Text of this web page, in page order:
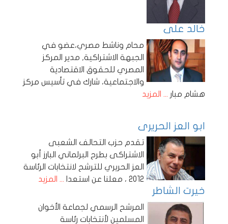
خالد على
محام وناشط مصري،عضو في
الجبهة الاشتراكية, مدير المركز
المصري للحقوق الاقتصادية
والاجتماعية، شارك في تأسيس مركز
هشام مبار ... المزيد
ابو العز الحريرى
تقدم حزب التحالف الشعبى
الاشتراكى بطرح البرلماني البارز أبو
العز الحريري للترشح لانتخابات الرئاسة
2012 ، معلنا عن استعدا
... المزيد
خيرت الشاطر
المرشح الرسمي لجماعة الأخوان
المسلمين لأنتخابات رئاسة